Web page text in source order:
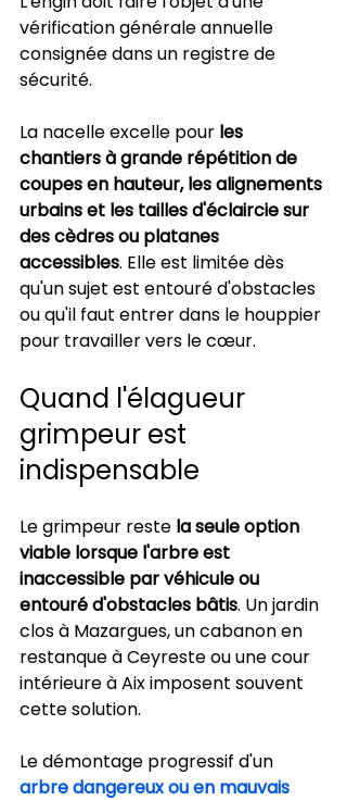
vérification générale annuelle
consignée dans un registre de
sécurité.
La nacelle excelle pour les
chantiers à grande répétition de
coupes en hauteur, les alignements
urbains et les tailles d'éclaircie sur
des cèdres ou platanes
accessibles. Elle est limitée dès
qu'un sujet est entouré d'obstacles
ou qu'il faut entrer dans le houppier
pour travailler vers le cœur.
Quand l'élagueur
grimpeur est
indispensable
Le grimpeur reste la seule option
viable lorsque l'arbre est
inaccessible par véhicule ou
entouré d'obstacles bâtis. Un jardin
clos à Mazargues, un cabanon en
restanque à Ceyreste ou une cour
intérieure à Aix imposent souvent
cette solution.
Le démontage progressif d'un
arbre dangereux ou en mauvais